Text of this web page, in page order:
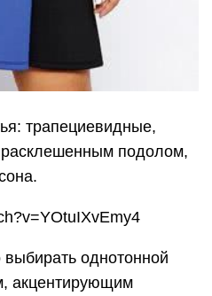
трапециевидные,
расклешенным подолом,
однотонной
акцентирующим